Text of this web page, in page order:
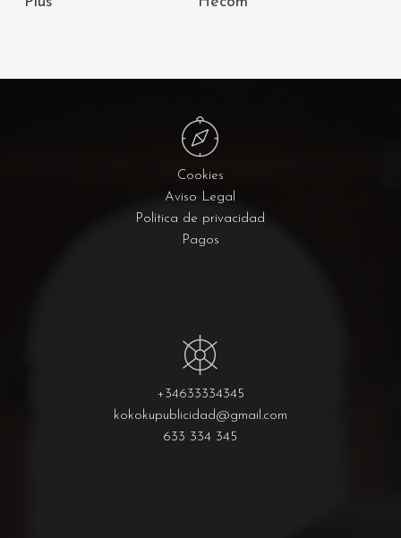
Cookies
Aviso Legal
Política de privacidad
Pagos
+34633334345
kokokupublicidad@gmail.com
633 334 345